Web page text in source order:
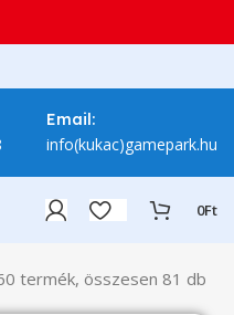
Email:
info(kukac)gamepark.hu
0Ft
termék, összesen 81 db